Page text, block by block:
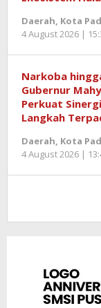
Daerah, Kota
4 August 2026 |
Narkoba
Gubernur
Perkuat
Langkah
Daerah, Kota
4 August 2026 |